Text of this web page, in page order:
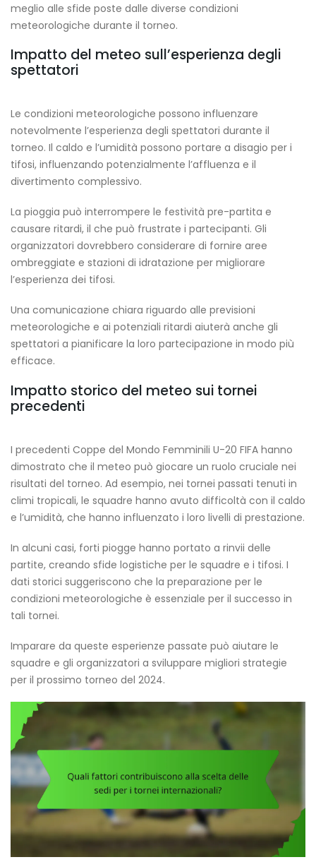
meglio alle sfide poste dalle diverse condizioni
meteorologiche durante il torneo.
Impatto del meteo sull’esperienza degli
spettatori
Le condizioni meteorologiche possono influenzare
notevolmente l’esperienza degli spettatori durante il
torneo. Il caldo e l’umidità possono portare a disagio per i
tifosi, influenzando potenzialmente l’affluenza e il
divertimento complessivo.
La pioggia può interrompere le festività pre-partita e
causare ritardi, il che può frustrate i partecipanti. Gli
organizzatori dovrebbero considerare di fornire aree
ombreggiate e stazioni di idratazione per migliorare
l’esperienza dei tifosi.
Una comunicazione chiara riguardo alle previsioni
meteorologiche e ai potenziali ritardi aiuterà anche gli
spettatori a pianificare la loro partecipazione in modo più
efficace.
Impatto storico del meteo sui tornei
precedenti
I precedenti Coppe del Mondo Femminili U-20 FIFA hanno
dimostrato che il meteo può giocare un ruolo cruciale nei
risultati del torneo. Ad esempio, nei tornei passati tenuti in
climi tropicali, le squadre hanno avuto difficoltà con il caldo
e l’umidità, che hanno influenzato i loro livelli di prestazione.
In alcuni casi, forti piogge hanno portato a rinvii delle
partite, creando sfide logistiche per le squadre e i tifosi. I
dati storici suggeriscono che la preparazione per le
condizioni meteorologiche è essenziale per il successo in
tali tornei.
Imparare da queste esperienze passate può aiutare le
squadre e gli organizzatori a sviluppare migliori strategie
per il prossimo torneo del 2024.